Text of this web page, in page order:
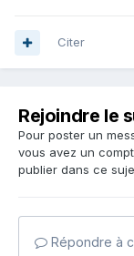
Citer
Rejoindre le
Pour poster un
vous avez un
publier dans ce
Répondre à